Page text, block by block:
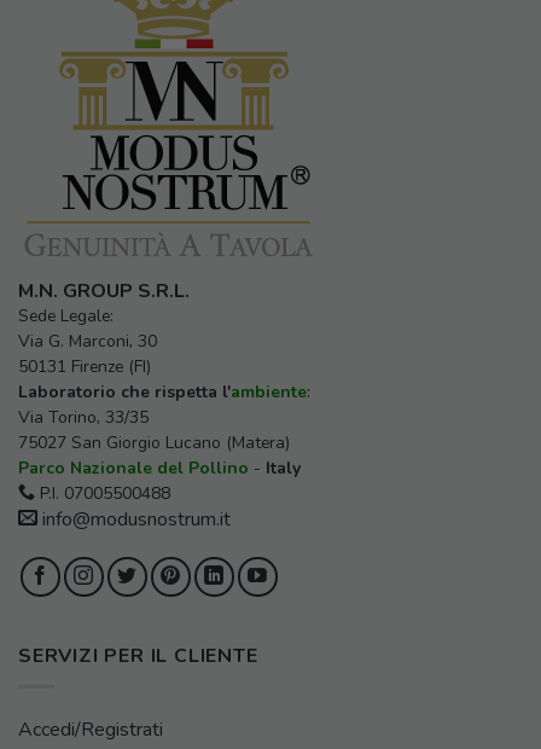
M.N. GROUP S.R.L.
Sede Legale:
Via G. Marconi, 30
50131 Firenze (FI)
Laboratorio che rispetta l'ambiente:
Via Torino, 33/35
75027 San Giorgio Lucano (Matera)
Parco Nazionale del Pollino - Italy
P.I. 07005500488
info@modusnostrum.it
SERVIZI PER IL CLIENTE
Accedi/Registrati